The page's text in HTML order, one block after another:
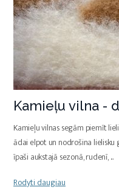
Kamieļu vilna -
Kamieļu vilnas segām piemīt
ādai elpot un nodrošina lielisku
īpaši aukstajā sezonā, rudenī,...
Rodyti daugiau